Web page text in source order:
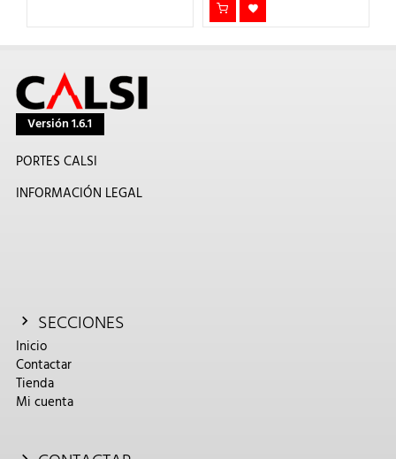
Versión 1.6.1
PORTES CALSI
INFORMACIÓN LEGAL
SECCIONES
Inicio
Contactar
Tienda
Mi cuenta